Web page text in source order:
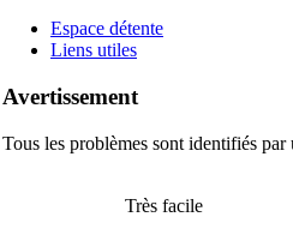
Espace détente
Liens utiles
Avertissement
Tous les problèmes sont identifiés
Très facile